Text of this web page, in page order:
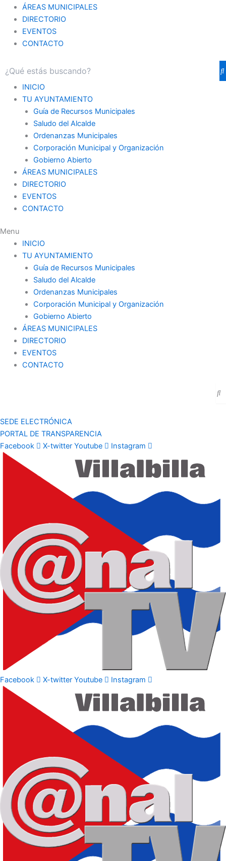
ÁREAS MUNICIPALES
DIRECTORIO
EVENTOS
CONTACTO
INICIO
TU AYUNTAMIENTO
Guía de Recursos Municipales
Saludo del Alcalde
Ordenanzas Municipales
Corporación Municipal y Organización
Gobierno Abierto
ÁREAS MUNICIPALES
DIRECTORIO
EVENTOS
CONTACTO
Menu
INICIO
TU AYUNTAMIENTO
Guía de Recursos Municipales
Saludo del Alcalde
Ordenanzas Municipales
Corporación Municipal y Organización
Gobierno Abierto
ÁREAS MUNICIPALES
DIRECTORIO
EVENTOS
CONTACTO
SEDE ELECTRÓNICA
PORTAL DE TRANSPARENCIA
Facebook
X-twitter Youtube Instagram
Facebook X-twitter Youtube Instagram